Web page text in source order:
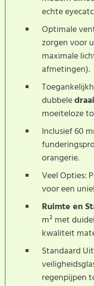
echte
Optimale
zorgen voor
maximale
afmetingen).
dubbele
moeiteloze
Inclusief 60
orangerie.
Veel Opties:
voor een
Ruimte en
m² met
kwaliteit
Standaard
regenpijpen